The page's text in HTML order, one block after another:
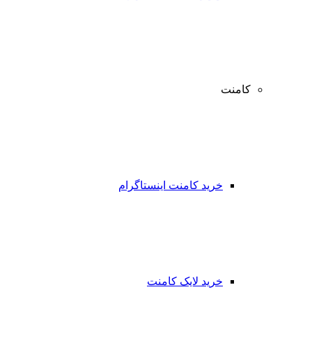
کامنت
خرید کامنت اینستاگرام
خرید لایک کامنت